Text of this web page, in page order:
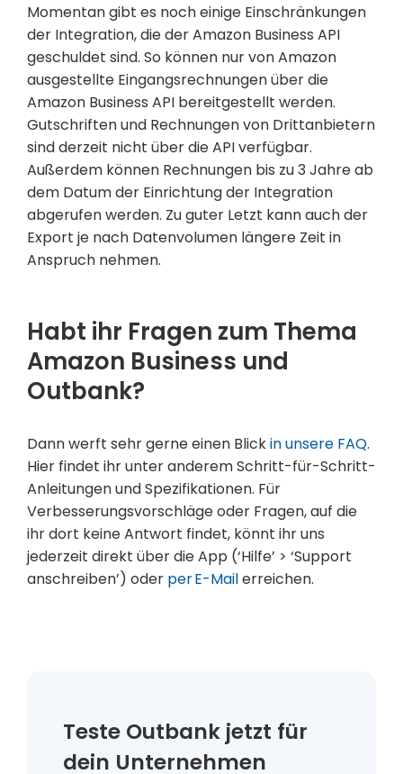
Momentan gibt es noch einige Einschränkungen
der Integration, die der Amazon Business API
geschuldet sind. So können nur von Amazon
ausgestellte Eingangsrechnungen über die
Amazon Business API bereitgestellt werden.
Gutschriften und Rechnungen von Drittanbietern
sind derzeit nicht über die API verfügbar.
Außerdem können Rechnungen bis zu 3 Jahre ab
dem Datum der Einrichtung der Integration
abgerufen werden. Zu guter Letzt kann auch der
Export je nach Datenvolumen längere Zeit in
Anspruch nehmen.
Habt ihr Fragen zum Thema
Amazon Business und
Outbank?
Dann werft sehr gerne einen Blickin unsere FAQ.
Hier findet ihr unter anderem Schritt-für-Schritt-
Anleitungen und Spezifikationen. Für
Verbesserungsvorschläge oder Fragen, auf die
ihr dort keine Antwort findet, könnt ihr uns
jederzeit direkt über die App (‘Hilfe’ > ‘Support
anschreiben’) oder per E-Mailerreichen.
Teste Outbank jetzt für
dein Unternehmen